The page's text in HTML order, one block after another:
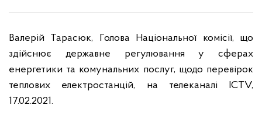
Валерій Тарасюк, Голова Національної комісії, що
здійснює державне регулювання у сферах
енергетики та комунальних послуг, щодо перевірок
теплових електростанцій, на телеканалі ICTV,
17.02.2021.